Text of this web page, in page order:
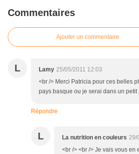
Commentaires
Ajouter un commentaire
L Lamy 25/05/2011 12:03
<br /> Merci Patricia pour ces belles
pays basque ou je serai dans un petit
Répondre
L La nutrition en couleurs 29/
<br /> <br /> Je vais vous en